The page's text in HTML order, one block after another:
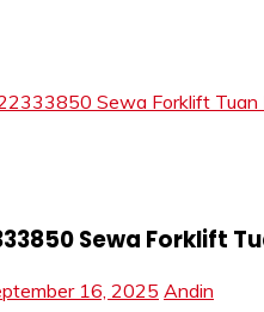
Sewa Forklift Tuan
Sewa Forklift
16, 2025 Andin